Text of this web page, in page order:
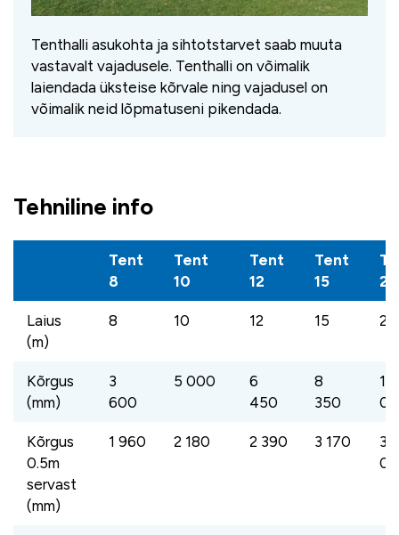
Tenthalli asukohta ja sihtotstarvet saab muuta
vastavalt vajadusele. Tenthalli on võimalik
laiendada üksteise kõrvale ning vajadusel on
võimalik neid lõpmatuseni pikendada.
Tehniline info
Tent
8
Tent
10
Tent
12
Tent
15
21
Laius
(m)
8 10 12 15 21
Kõrgus
(mm)
3
600
5 000
6
450
8
350
10
Kõrgus
0.5m
servast
(mm)
1 960 2 180 2 390 3 170
3